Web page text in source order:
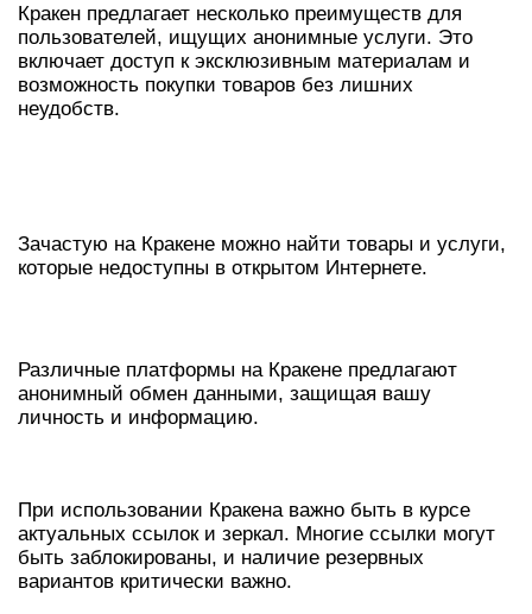
Кракен предлагает несколько преимуществ для
пользователей, ищущих анонимные услуги. Это
включает доступ к эксклюзивным материалам и
возможность покупки товаров без лишних
неудобств.
Зачастую на Кракене можно найти товары и услуги,
которые недоступны в открытом Интернете.
Различные платформы на Кракене предлагают
анонимный обмен данными, защищая вашу
личность и информацию.
При использовании Кракена важно быть в курсе
актуальных ссылок и зеркал. Многие ссылки могут
быть заблокированы, и наличие резервных
вариантов критически важно.